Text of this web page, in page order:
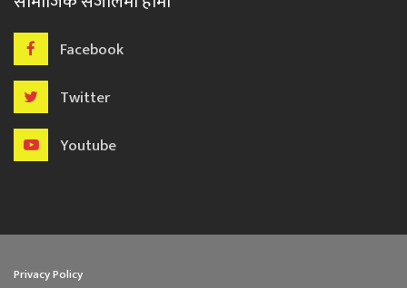
Facebook
Twitter
Youtube
Privacy Policy